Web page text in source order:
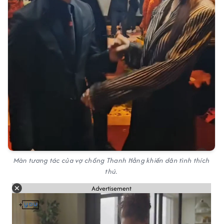
Màn tương tác của vợ chồng Thanh Hằng khiến dân tình thích
thú.
Advertisement